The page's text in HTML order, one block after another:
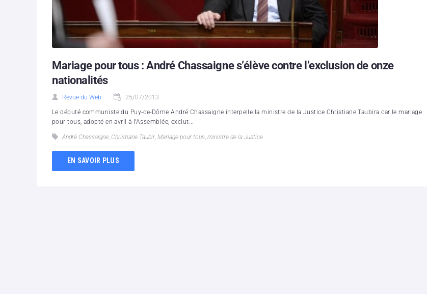
Mariage pour tous : André Chassaigne s’élève contre l’exclusion de onze
nationalités
Revue du Web 25/07/2013
Le député communiste du Puy-de-Dôme André Chassaigne interpelle la ministre de la Justice Christiane Taubira car le mariage
pour tous, adopté en avril à l’Assemblée, exclut...
André Chassaigne, Christiane Taubir, Mariage pour tous, ministre de la Justice
EN SAVOIR PLUS